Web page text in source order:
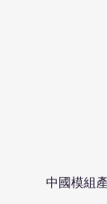
中國模組